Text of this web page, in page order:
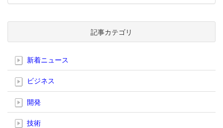
記事カテゴリ
新着ニュース
ビジネス
開発
技術